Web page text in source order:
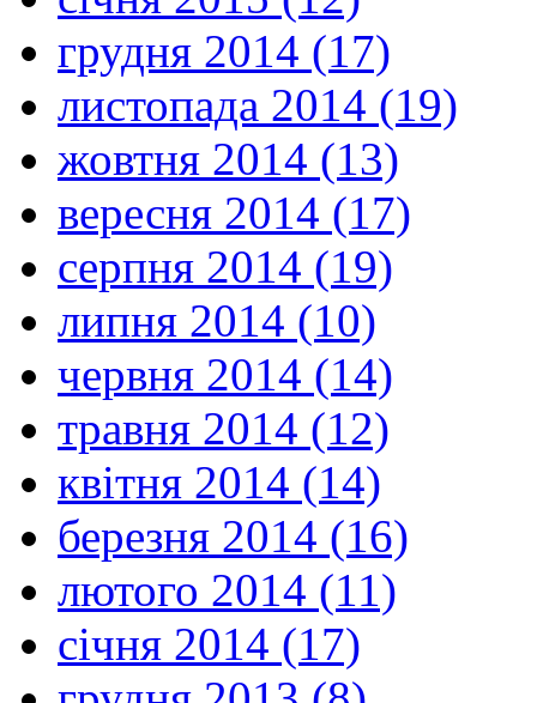
грудня 2014 (17)
листопада 2014 (19)
жовтня 2014 (13)
вересня 2014 (17)
серпня 2014 (19)
липня 2014 (10)
червня 2014 (14)
травня 2014 (12)
квітня 2014 (14)
березня 2014 (16)
лютого 2014 (11)
січня 2014 (17)